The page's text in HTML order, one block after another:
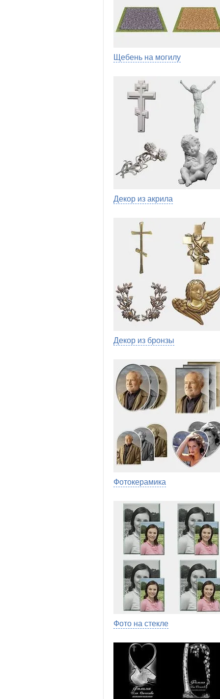
Щебень на могилу
Декор из акрила
Декор из бронзы
Фотокерамика
Фото на стекле